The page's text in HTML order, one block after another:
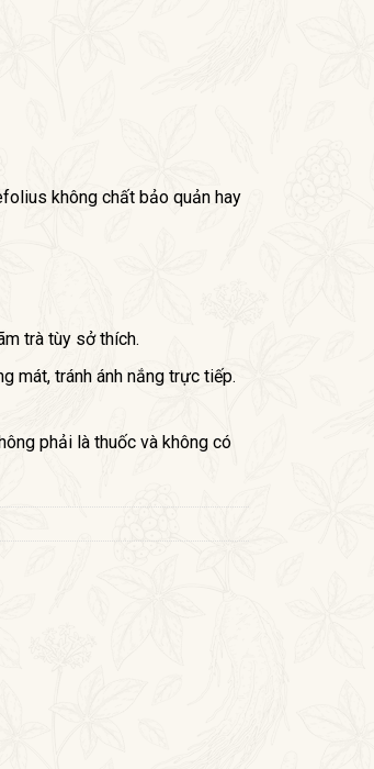
không chất bảo quản hay
trà tùy sở thích.
mát, tránh ánh nắng trực tiếp.
phải là thuốc và không có